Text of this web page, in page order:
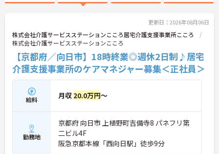
更新日：2026年08月06日
株式会社介護サービスステーションこころ居宅介護支援事業所こころ
株式会社介護サービスステーションこころ
【京都府／向日市】18時終業◎週休2日制♪居宅
介護支援事業所のケアマネジャー募集＜正社員＞
給料 月収 20.0万円～
勤務地
京都府 向日市 上植野町吉備寺8 パネフリ第
二ビル4F
阪急京都本線「西向日駅」徒歩9分